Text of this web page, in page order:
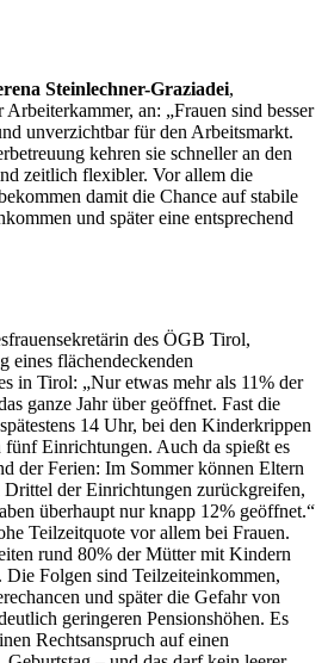
Steinlechner-Graziadei,
an: „Frauen sind besser
unverzichtbar für den Arbeitsmarkt.
kehren sie schneller an den
zeitlich flexibler. Vor allem die
damit die Chance auf stabile
und später eine entsprechend
des ÖGB Tirol,
eines flächendeckenden
in Tirol: „Nur etwas mehr als 11% der
ganze Jahr über geöffnet. Fast die
14 Uhr, bei den Kinderkrippen
Einrichtungen. Auch da spießt es
der Ferien: Im Sommer können Eltern
Drittel der Einrichtungen zurückgreifen,
überhaupt nur knapp 12% geöffnet.“
Teilzeitquote vor allem bei Frauen.
rund 80% der Mütter mit Kindern
Die Folgen sind Teilzeiteinkommen,
und später die Gefahr von
geringeren Pensionshöhen. Es
Rechtsanspruch auf einen